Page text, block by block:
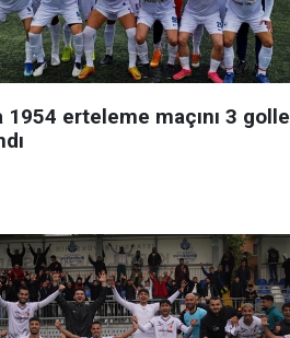
1954 erteleme maçını 3 golle